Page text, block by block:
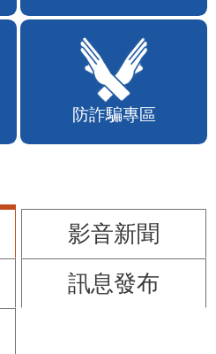
防詐騙專區
影音新聞
訊息發布